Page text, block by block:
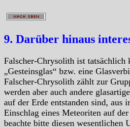
9. Darüber hinaus
Falscher-Chrysolith ist tatsächlich
„Gesteinsglas“ bzw. eine
Falscher-Chrysolith zählt zur
werden aber auch andere
auf der Erde entstanden sind, aus
Einschlag eines Meteoriten auf
beachte bitte diesen wesentlichen